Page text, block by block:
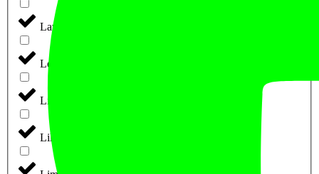
Lava (retail)
Leaf
Light Syrup (retail)
Lilla